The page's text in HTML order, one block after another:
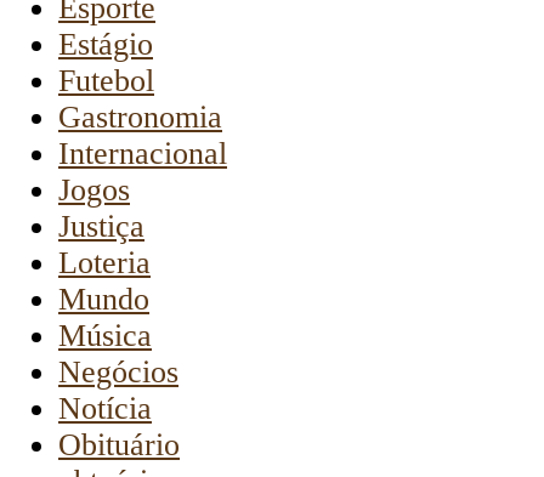
Esporte
Estágio
Futebol
Gastronomia
Internacional
Jogos
Justiça
Loteria
Mundo
Música
Negócios
Notícia
Obituário